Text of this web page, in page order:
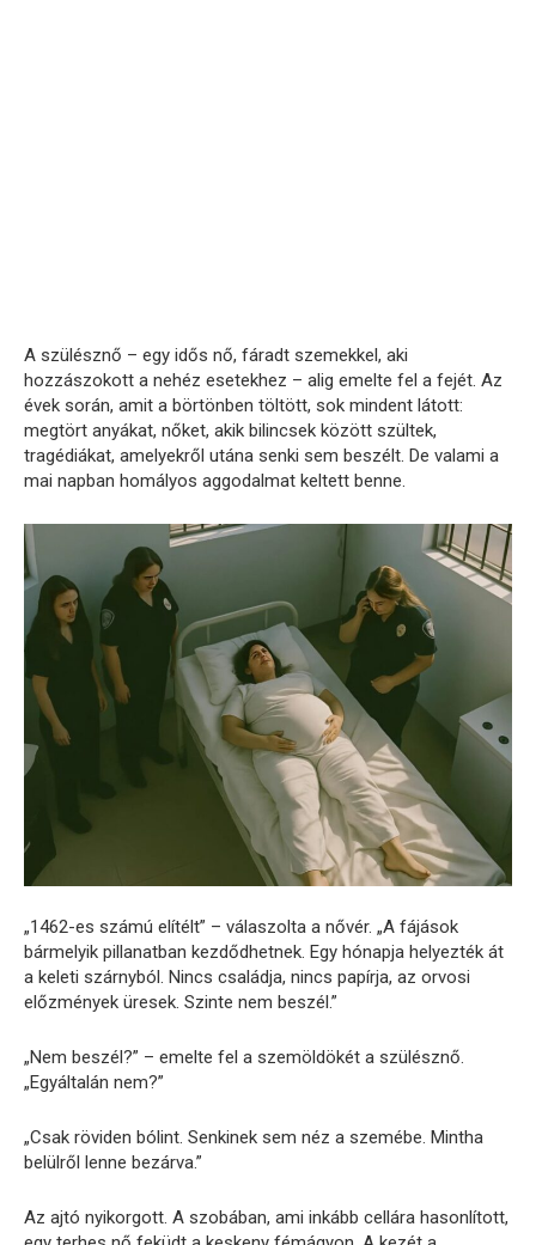
A szülésznő – egy idős nő, fáradt szemekkel, aki
hozzászokott a nehéz esetekhez – alig emelte fel a fejét. Az
évek során, amit a börtönben töltött, sok mindent látott:
megtört anyákat, nőket, akik bilincsek között szültek,
tragédiákat, amelyekről utána senki sem beszélt. De valami a
mai napban homályos aggodalmat keltett benne.
„1462-es számú elítélt” – válaszolta a nővér. „A fájások
bármelyik pillanatban kezdődhetnek. Egy hónapja helyezték át
a keleti szárnyból. Nincs családja, nincs papírja, az orvosi
előzmények üresek. Szinte nem beszél.”
„Nem beszél?” – emelte fel a szemöldökét a szülésznő.
„Egyáltalán nem?”
„Csak röviden bólint. Senkinek sem néz a szemébe. Mintha
belülről lenne bezárva.”
Az ajtó nyikorgott. A szobában, ami inkább cellára hasonlított,